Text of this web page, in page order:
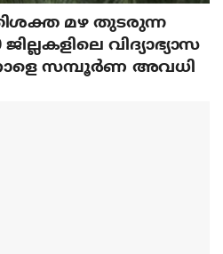
മഴ തുടരുന്ന
വിദ്യാഭ്യാസ
സമ്പൂർണ അവധി